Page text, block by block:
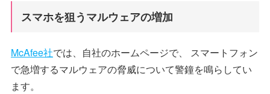
スマホを狙うマルウェアの増加
McAfee社では、自社のホームページで、 スマートフォン
で急増するマルウェアの脅威について警鐘を鳴らしてい
ます。